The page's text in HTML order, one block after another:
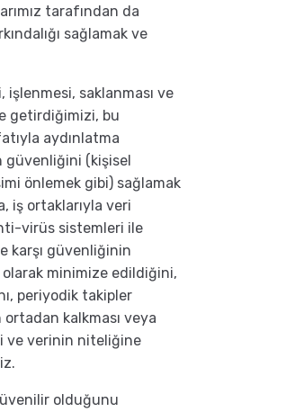
tarafından da
sağlamak ve
işlenmesi, saklanması ve
getirdiğimizi, bu
aydınlatma
güvenliğini (kişisel
önlemek gibi) sağlamak
iş ortaklarıyla veri
virüs sistemleri ile
karşı güvenliğinin
olarak minimize edildiğini,
periyodik takipler
kalkması veya
ve verinin niteliğine
olduğunu